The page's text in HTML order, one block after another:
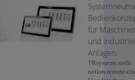
für
und
Anlagen.
TRsystems stellt
notion.remote-